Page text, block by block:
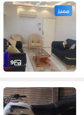
9
مميز